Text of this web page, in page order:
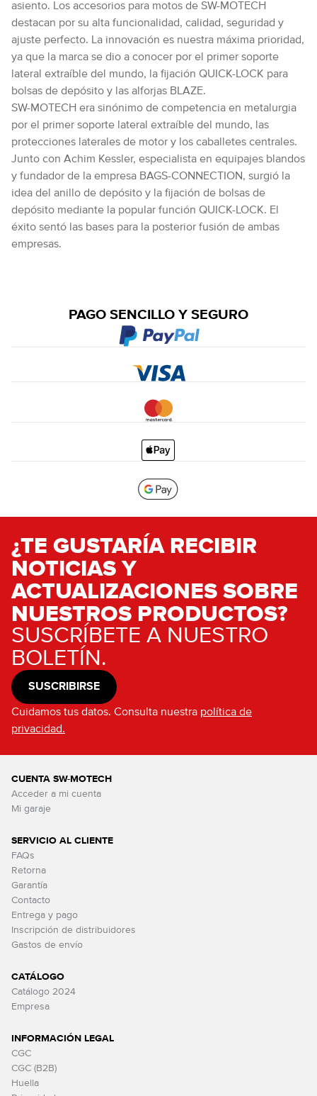
asiento. Los accesorios para motos de SW-MOTECH
destacan por su alta funcionalidad, calidad, seguridad y
ajuste perfecto. La innovación es nuestra máxima prioridad,
ya que la marca se dio a conocer por el primer soporte
lateral extraíble del mundo, la fijación QUICK-LOCK para
bolsas de depósito y las alforjas BLAZE.
SW-MOTECH era sinónimo de competencia en metalurgia
por el primer soporte lateral extraíble del mundo, las
protecciones laterales de motor y los caballetes centrales.
Junto con Achim Kessler, especialista en equipajes blandos
y fundador de la empresa BAGS-CONNECTION, surgió la
idea del anillo de depósito y la fijación de bolsas de
depósito mediante la popular función QUICK-LOCK. El
éxito sentó las bases para la posterior fusión de ambas
empresas.
PAGO SENCILLO Y SEGURO
¿TE GUSTARÍA RECIBIR
NOTICIAS Y
ACTUALIZACIONES SOBRE
NUESTROS PRODUCTOS?
SUSCRÍBETE A NUESTRO
BOLETÍN.
SUSCRIBIRSE
Cuidamos tus datos. Consulta nuestra política de
privacidad.
CUENTA SW-MOTECH
Acceder a mi cuenta
Mi garaje
SERVICIO AL CLIENTE
FAQs
Retorna
Garantía
Contacto
Entrega y pago
Inscripción de distribuidores
Gastos de envío
CATÁLOGO
Catálogo 2024
Empresa
INFORMACIÓN LEGAL
CGC
CGC (B2B)
Huella